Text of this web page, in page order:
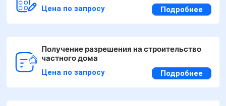
Цена по запросу Подробнее
Получение разрешения на строительство
частного дома
Цена по запросу Подробнее